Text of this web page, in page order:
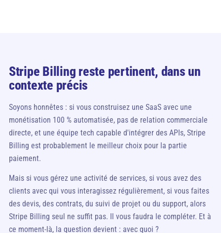
Stripe Billing reste pertinent, dans un
contexte précis
Soyons honnêtes : si vous construisez une SaaS avec une
monétisation 100 % automatisée, pas de relation commerciale
directe, et une équipe tech capable d'intégrer des APIs, Stripe
Billing est probablement le meilleur choix pour la partie
paiement.
Mais si vous gérez une activité de services, si vous avez des
clients avec qui vous interagissez régulièrement, si vous faites
des devis, des contrats, du suivi de projet ou du support, alors
Stripe Billing seul ne suffit pas. Il vous faudra le compléter. Et à
ce moment-là, la question devient : avec quoi ?